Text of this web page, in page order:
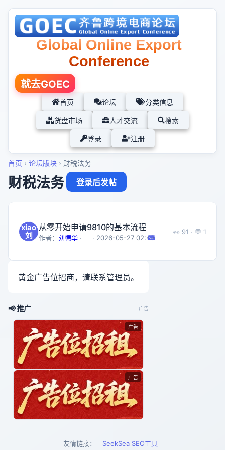
Global Online Export
Conference
就去GOEC
首页 论坛 分类信息
货盘市场 人才交流 搜索
登录 注册
首页 › 论坛版块 › 财税法务
财税法务 登录后发帖
xiao
刘
从零开始申请9810的基本流程
作者： 刘德华 · · 2026-05-27 02:49
👀️ 91 · 💬 1
黄金广告位招商，请联系管理员。
📢 推广 广告
广告
广告
友情链接： SeekSea SEO工具